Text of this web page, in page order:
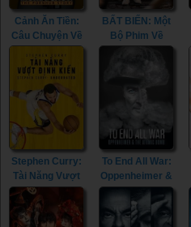
Cảnh Ăn Tiền:
Câu Chuyện Về
- Money Shot:
The Pornhub
Story (2023)
BẤT BIẾN: Một
Bộ Phim Về
(2023) - STILL:
A Michael J. Fox
Movie (2023)
Stephen Curry:
Tài Năng Vượt
Định Kiến
(2023) - Stephen
Curry:
To End All War:
Oppenheimer &
the Atomic
Bomb (2023) -
To End All War: